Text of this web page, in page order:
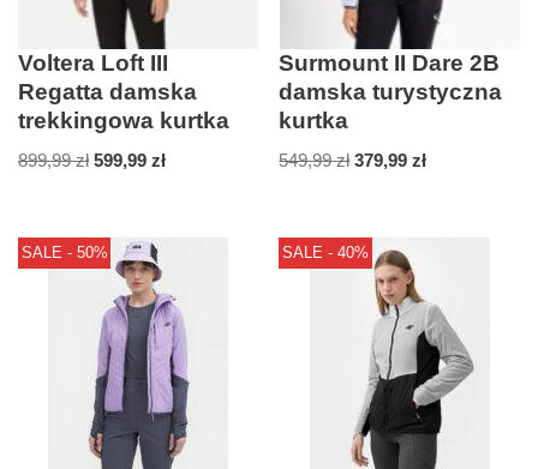
Voltera Loft III
Regatta damska
trekkingowa kurtka
899,99zł 599,99 zł
Surmount II Dare 2B
damska turystyczna
kurtka
549,99zł 379,99zł
SALE - 50% SALE - 40%